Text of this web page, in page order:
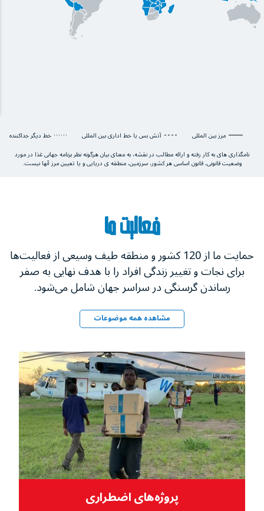
مرز بین المللی آتش بس یا خط اداری بین المللی
خط دیگر جداکننده
نامگذاری های به کار رفته و ارائه مطالب در نقشه، به معنای بیان هرگونه نظر برنامه جهانی غذا در مورد
وضعیت قانونی، قانون اساسی هر کشور، سرزمین، منطقه ی دریایی و یا تعیین مرز آنها نیست.
فعالیت ما
حمایت ما از 120 کشور و منطقه طیف وسیعی از فعالیت‌ها
برای نجات و تغییر زندگی‌ افراد را با هدف نهایی به صفر
رساندن گرسنگی در سراسر جهان شامل می‌شود.
مشاهده همه موضوعات
پروژه‌های اضطراری